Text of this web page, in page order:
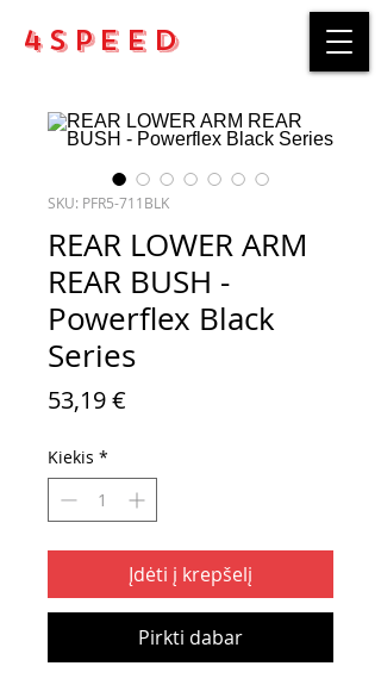
4Speed
SKU: PFR5-711BLK
REAR LOWER ARM
REAR BUSH -
Powerflex Black
Series
53,19 €
Kiekis *
Įdėti į krepšelį
Pirkti dabar